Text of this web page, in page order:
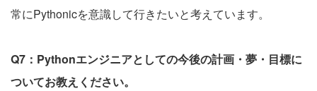
常にPythonicを意識して行きたいと考えています。
Q7：Pythonエンジニアとしての今後の計画・夢・目標に
ついてお教えください。